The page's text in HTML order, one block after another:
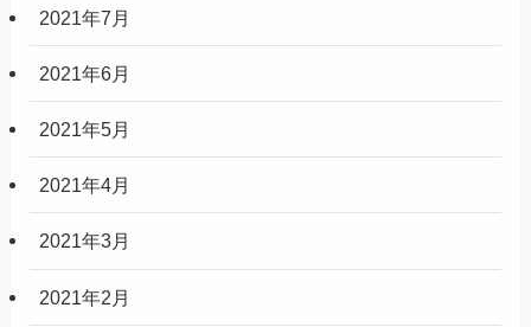
2021年7月
2021年6月
2021年5月
2021年4月
2021年3月
2021年2月